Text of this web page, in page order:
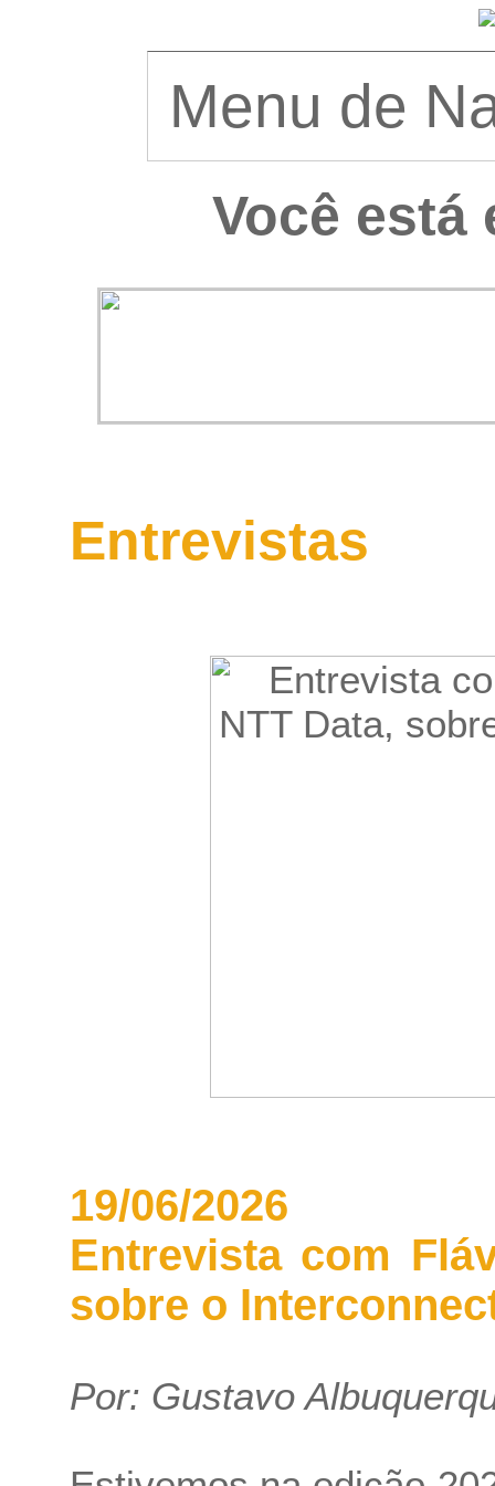
Você está
Entrevistas
19/06/2026
Entrevista com
sobre o
Por: Gustavo